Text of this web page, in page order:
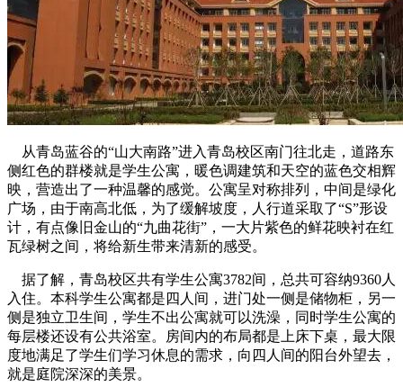
从青岛蓝谷的“山大南路”进入青岛校区南门往北走，道路东
侧红色的群楼就是学生公寓，暖色调建筑和天空的蓝色交相辉
映，营造出了一种温馨的感觉。公寓呈对称排列，中间是绿化
广场，由于南高北低，为了缓解坡度，人行道采取了“S”形设
计，有点像旧金山的“九曲花街”，一大片紫色的鲜花映衬在红
瓦绿树之间，将给新生带来清新的感受。
据了解，青岛校区共有学生公寓3782间，总共可容纳9360人
入住。本科学生公寓都是四人间，进门处一侧是储物柜，另一
侧是独立卫生间，学生不出公寓就可以洗澡，同时学生公寓的
每层楼还设有公共浴室。房间内的布局都是上床下桌，最大限
度地满足了学生们学习休息的需求，向四人间的阳台外望去，
就是庭院深深的美景。